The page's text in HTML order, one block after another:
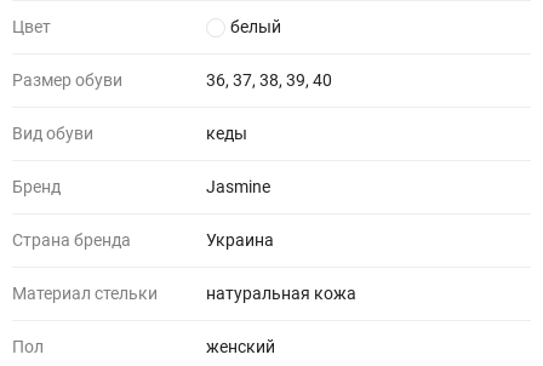
Цвет белый
Размер обуви 36, 37, 38, 39, 40
Вид обуви кеды
Бренд Jasmine
Страна бренда Украина
Материал стельки натуральная кожа
Пол женский